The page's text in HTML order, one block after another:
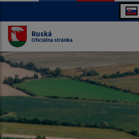
Ruská
Oficiálna stránka